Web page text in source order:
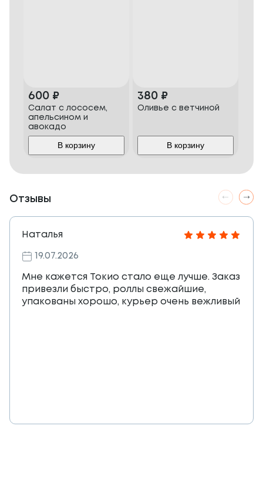
600 ₽
Салат с лососем,
апельсином и
авокадо
В корзину
380 ₽
Оливье с ветчиной
В корзину
Отзывы
Наталья
19.07.2026
Мне кажется Токио стало еще лучше. Заказ
привезли быстро, роллы свежайшие,
упакованы хорошо, курьер очень вежливый